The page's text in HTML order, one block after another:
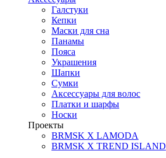
Галстуки
Кепки
Маски для сна
Панамы
Пояса
Украшения
Шапки
Сумки
Аксессуары для волос
Платки и шарфы
Носки
Проекты
BRMSK X LAMODA
BRMSK X TREND ISLAND